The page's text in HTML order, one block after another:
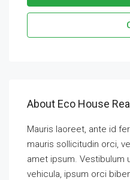
About Eco House
Mauris laoreet, ante id
mauris sollicitudin orci,
amet ipsum. Vestibulum
vehicula, ipsum orci